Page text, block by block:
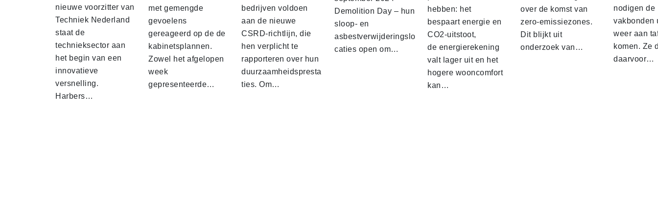
nieuwe voorzitter van
Techniek Nederland
staat de
technieksector aan
het begin van een
innovatieve
versnelling.
Harbers…
met gemengde
gevoelens
gereageerd op de de
kabinetsplannen.
Zowel het afgelopen
week
gepresenteerde…
bedrijven voldoen
aan de nieuwe
CSRD-richtlijn, die
hen verplicht te
rapporteren over hun
duurzaamheidspresta
ties. Om…
Demolition Day – hun
sloop- en
asbestverwijderingslo
caties open om…
hebben: het
bespaart energie en
CO2-uitstoot,
de energierekening
valt lager uit en het
hogere wooncomfort
kan…
over de komst van
zero-emissiezones.
Dit blijkt uit
onderzoek van…
nodigen de
vakbonden
weer aan
komen. Ze
daarvoor…